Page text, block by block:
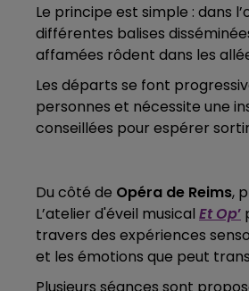
Le principe est simple : dans
différentes balises
affamées rôdent dans les
Les départs se font
personnes et nécessite une
conseillées pour espérer
Du côté de Opéra de Reims,
L’atelier d'éveil musical Et Op’
travers des expériences
et les émotions que peut
Plusieurs séances sont
end Champagne FM